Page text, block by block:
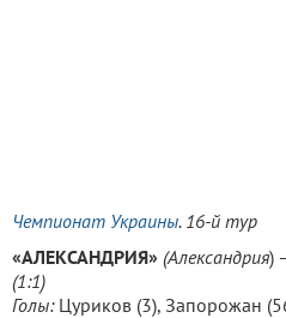
Чемпионат Украины. 16-й тур
«АЛЕКСАНДРИЯ» (Александрия)
(1:1)
Голы: Цуриков (3), Запорожан